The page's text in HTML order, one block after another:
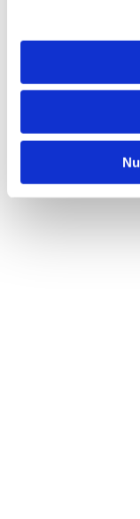
Kirchengemeinde
Hl. Theresa von
Leitender Pfarrer
Behaimstr. 39